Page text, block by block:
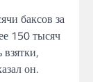
баксов за
150 тысяч
взятки,
он.